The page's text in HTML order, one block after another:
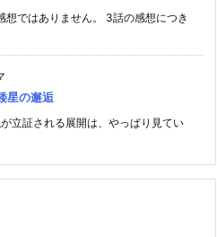
ではありません。 3話の感想につき
星の邂逅
立証される展開は、やっぱり見てい